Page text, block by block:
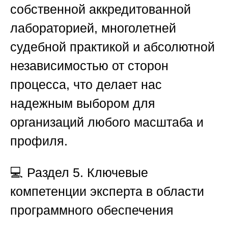
собственной аккредитованной
лабораторией, многолетней
судебной практикой и абсолютной
независимостью от сторон
процесса, что делает нас
надежным выбором для
организаций любого масштаба и
профиля.
💻 Раздел 5. Ключевые
компетенции эксперта в области
программного обеспечения